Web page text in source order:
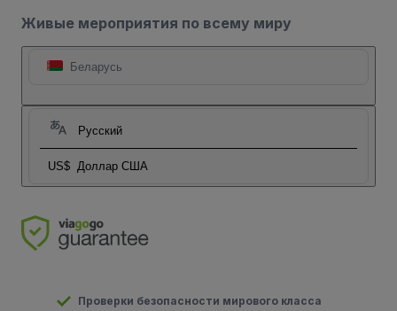
Живые мероприятия по всему миру
Беларусь
Русский
US$ Доллар США
Проверки безопасности мирового класса